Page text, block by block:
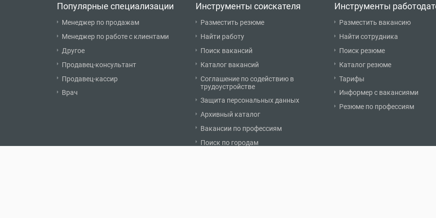
Популярные специализации
Менеджер по продажам
Менеджер по работе с клиентами
Другое
Продавец-консультант
Продавец-кассир
Врач
Инструменты соискателя
Разместить резюме
Найти работу
Поиск вакансий
Каталог вакансий
Соглашение по содействию в
трудоустройстве
Защита персональных данных
Архивный каталог
Вакансии по профессиям
Поиск по городам
Инструменты
Разместить вакансию
Найти сотрудника
Поиск резюме
Каталог резюме
Тарифы
Информер с вакансиями
Резюме по профессиям